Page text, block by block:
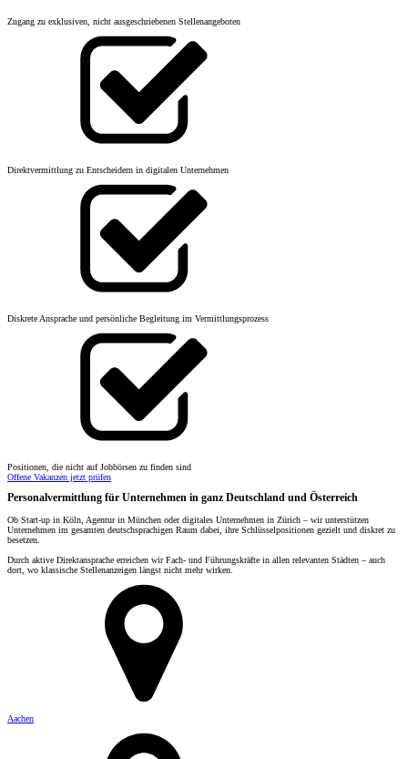
Zugang zu exklusiven, nicht ausgeschriebenen Stellenangeboten
Direktvermittlung zu Entscheidern in digitalen Unternehmen
Diskrete Ansprache und persönliche Begleitung im Vermittlungsprozess
Positionen, die nicht auf Jobbörsen zu finden sind
Offene Vakanzen jetzt prüfen
Personalvermittlung für Unternehmen in ganz Deutschland und Österreich
Ob Start-up in Köln, Agentur in München oder digitales Unternehmen in Zürich – wir unterstützen
Unternehmen im gesamten deutschsprachigen Raum dabei, ihre Schlüsselpositionen gezielt und diskret zu
besetzen.
Durch aktive Direktansprache erreichen wir Fach- und Führungskräfte in allen relevanten Städten – auch
dort, wo klassische Stellenanzeigen längst nicht mehr wirken.
Aachen